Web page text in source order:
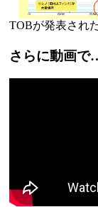
TOBが発表され
さらに動画で